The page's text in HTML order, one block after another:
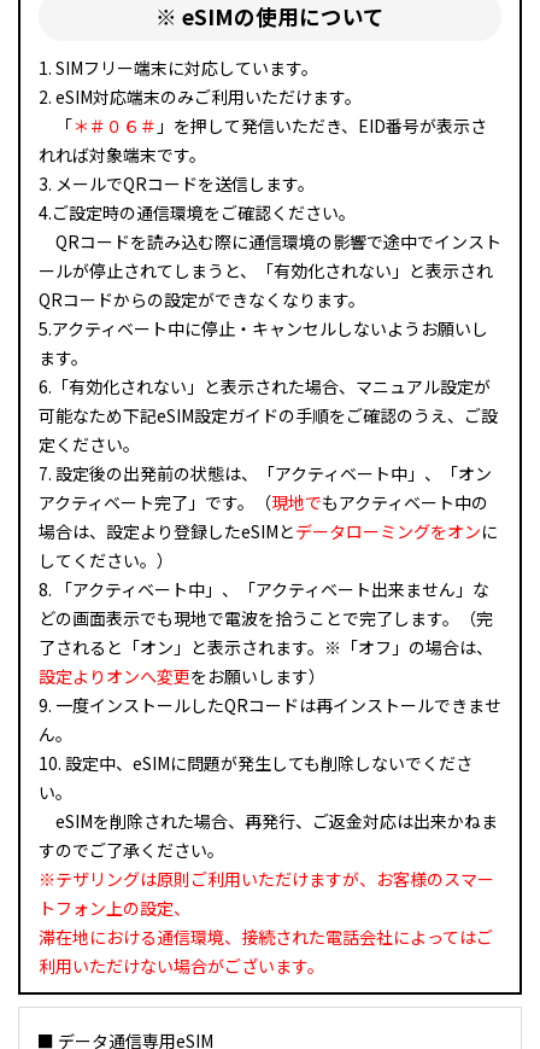
※ eSIMの使用について
1. SIMフリー端末に対応しています。
2. eSIM対応端末のみご利用いただけます。
「＊＃０６＃ 」を押して発信いただき、EID番号が表示さ
れれば対象端末です。
3. メールでQRコードを送信します。
4.ご設定時の通信環境をご確認ください。
QRコードを読み込む際に通信環境の影響で途中でインスト
ールが停止されてしまうと、「有効化されない」と表示され
QRコードからの設定ができなくなります。
5.アクティベート中に停止・キャンセルしないようお願いし
ます。
6.「有効化されない」と表示された場合、マニュアル設定が
可能なため下記eSIM設定ガイドの手順をご確認のうえ、ご設
定ください。
7. 設定後の出発前の状態は、「アクティベート中」、「オン
アクティベート完了」です。（現地でもアクティベート中の
場合は、設定より登録したeSIMとデータローミングをオンに
してください。）
8. 「アクティベート中」、「アクティベート出来ません」な
どの画面表示でも現地で電波を拾うことで完了します。（完
了されると「オン」と表示されます。※「オフ」の場合は、
設定よりオンへ変更をお願いします）
9. 一度インストールしたQRコードは再インストールできませ
ん。
10. 設定中、eSIMに問題が発生しても削除しないでくださ
い。
eSIMを削除された場合、再発行、ご返金対応は出来かねま
すのでご了承ください。
※テザリングは原則ご利用いただけますが、お客様のスマー
トフォン上の設定、
滞在地における通信環境、接続された電話会社によってはご
利用いただけない場合がございます。
■ データ通信専用eSIM